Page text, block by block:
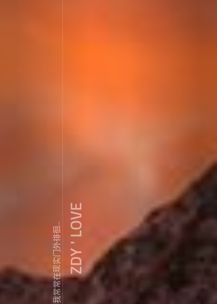
我常常在现实门外徘徊...ZDY ' LOVE